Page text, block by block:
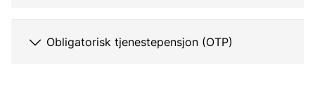
Obligatorisk tjenestepensjon (OTP)